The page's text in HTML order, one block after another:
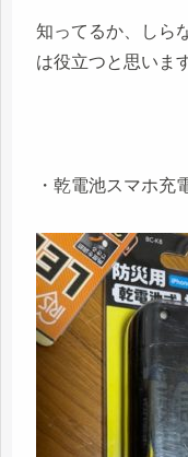
知ってるか、しら
は役立つと思いま
・乾電池スマホ充